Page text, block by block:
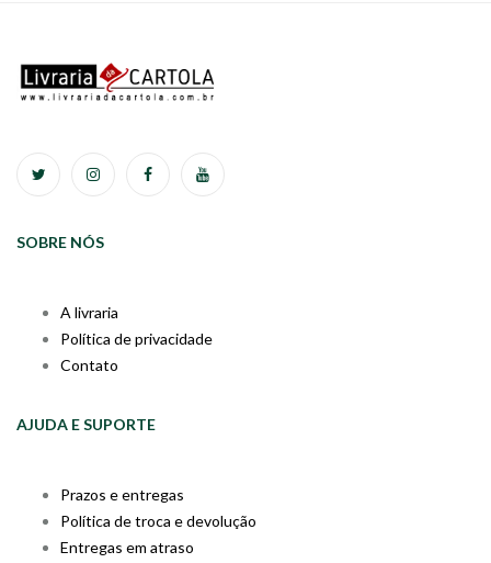
SOBRE NÓS
A livraria
Política de privacidade
Contato
AJUDA E SUPORTE
Prazos e entregas
Política de troca e devolução
Entregas em atraso